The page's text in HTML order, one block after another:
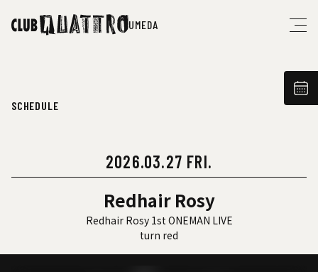
UMEDA
SCHEDULE
2026.03.27 FRI.
Redhair Rosy
Redhair Rosy 1st ONEMAN LIVE
turn red